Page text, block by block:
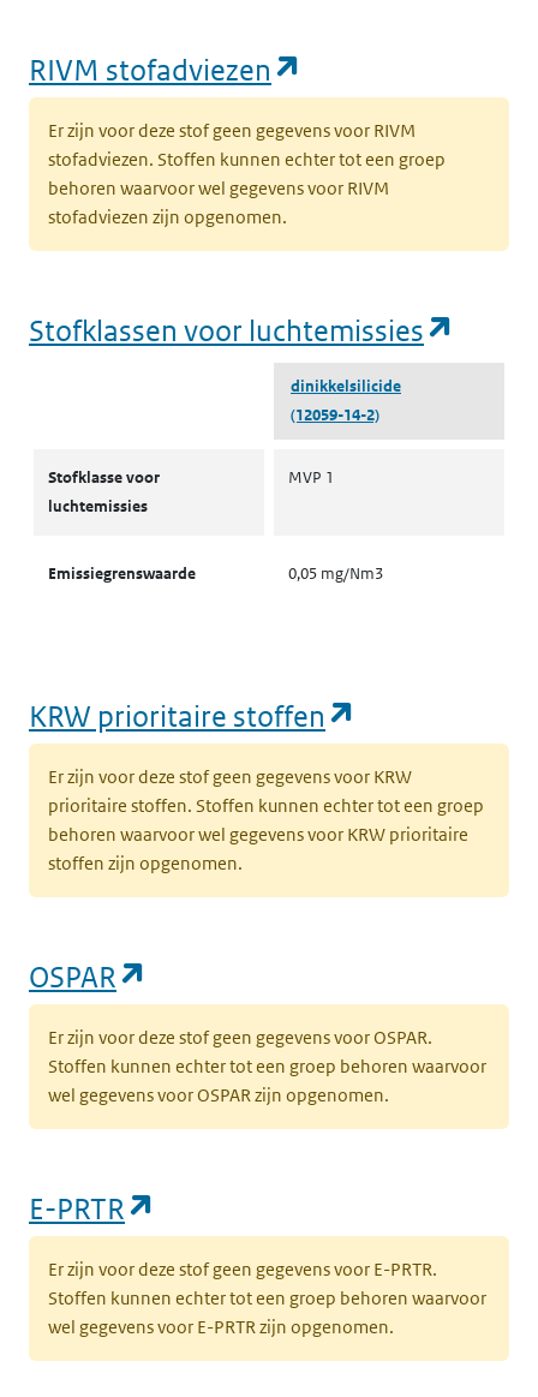
RIVM stofadviezen
Er zijn voor deze stof geen gegevens voor RIVM
stofadviezen. Stoffen kunnen echter tot een groep
behoren waarvoor wel gegevens voor RIVM
stofadviezen zijn opgenomen.
Stofklassen voor luchtemissies
dinikkelsilicide
(12059-14-2)
Stofklasse voor
luchtemissies
MVP 1
Emissiegrenswaarde 0,05 mg/Nm3
KRW prioritaire stoffen
Er zijn voor deze stof geen gegevens voor KRW
prioritaire stoffen. Stoffen kunnen echter tot een groep
behoren waarvoor wel gegevens voor KRW prioritaire
stoffen zijn opgenomen.
OSPAR
Er zijn voor deze stof geen gegevens voor OSPAR.
Stoffen kunnen echter tot een groep behoren waarvoor
wel gegevens voor OSPAR zijn opgenomen.
E-PRTR
Er zijn voor deze stof geen gegevens voor E-PRTR.
Stoffen kunnen echter tot een groep behoren waarvoor
wel gegevens voor E-PRTR zijn opgenomen.